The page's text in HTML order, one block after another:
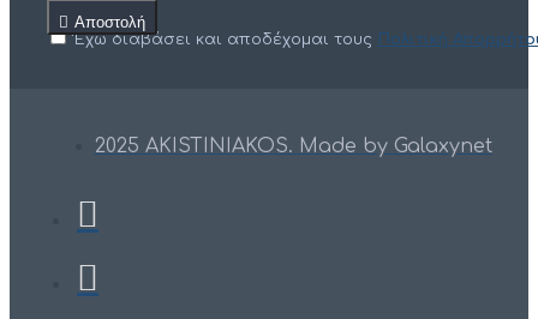
Αποστολή
Έχω διαβάσει και αποδέχομαι τους Πολιτική
2025 AKISTINIAKOS. Made by Galaxynet